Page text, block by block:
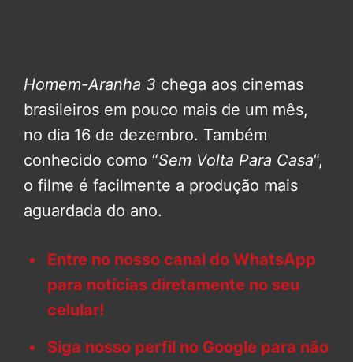
Homem-Aranha 3 chega aos cinemas
brasileiros em pouco mais de um mês,
no dia 16 de dezembro. Também
conhecido como “Sem Volta Para Casa“,
o filme é facilmente a produção mais
aguardada do ano.
Entre no nosso canal do WhatsApp
para notícias diretamente no seu
celular!
Siga nosso perfil no Google para não